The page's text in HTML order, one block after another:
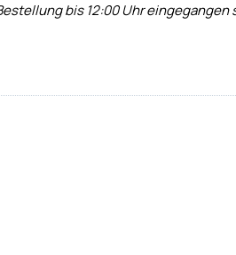
bis 12:00 Uhr eingegangen